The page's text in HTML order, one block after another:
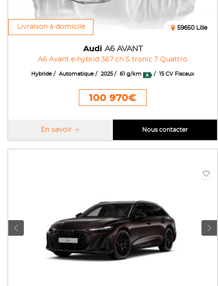
Livraison à domicile
Audi A6 AVANT
A6 Avant e-hybrid 367 ch S tronic 7 Quattro
59650 Lille
Hybride Automatique 2025 61 g/km 15 CV Fiscaux
100 970€
En savoir Nous contacter